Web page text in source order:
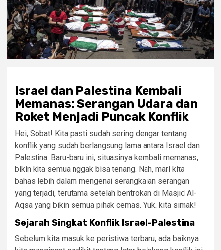
Israel dan Palestina Kembali
Memanas: Serangan Udara dan
Roket Menjadi Puncak Konflik
Hei, Sobat! Kita pasti sudah sering dengar tentang
konflik yang sudah berlangsung lama antara Israel dan
Palestina. Baru-baru ini, situasinya kembali memanas,
bikin kita semua nggak bisa tenang. Nah, mari kita
bahas lebih dalam mengenai serangkaian serangan
yang terjadi, terutama setelah bentrokan di Masjid Al-
Aqsa yang bikin semua pihak cemas. Yuk, kita simak!
Sejarah Singkat Konflik Israel-Palestina
Sebelum kita masuk ke peristiwa terbaru, ada baiknya